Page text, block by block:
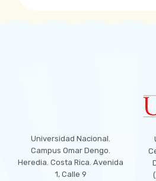
Universidad Nacional.
Campus Omar Dengo.
Heredia. Costa Rica. Avenida
1, Calle 9